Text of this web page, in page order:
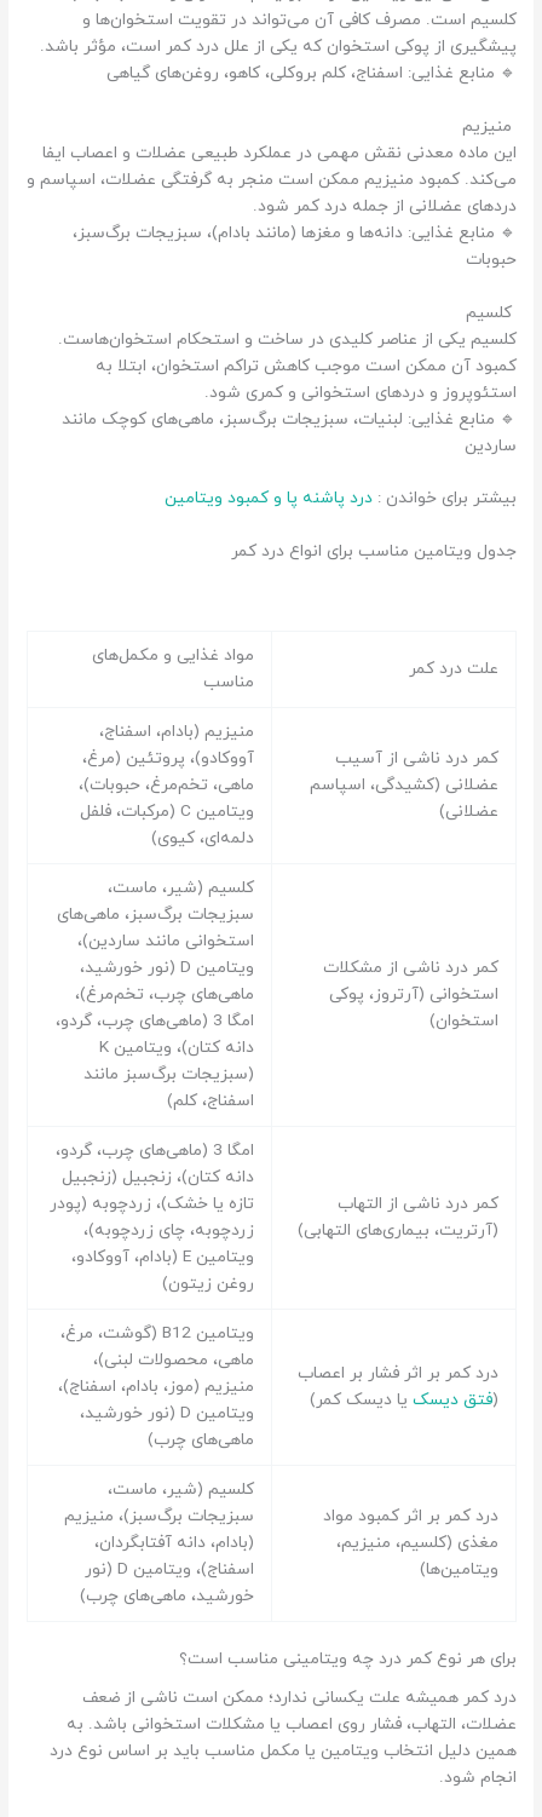
کلسیم است. مصرف کافی آن می‌تواند در تقویت استخوان‌ها و
پیشگیری از پوکی استخوان که یکی از علل درد کمر است، مؤثر باشد.
🔹 منابع غذایی: اسفناج، کلم بروکلی، کاهو، روغن‌های گیاهی
منیزیم
این ماده معدنی نقش مهمی در عملکرد طبیعی عضلات و اعصاب ایفا
می‌کند. کمبود منیزیم ممکن است منجر به گرفتگی عضلات، اسپاسم و
دردهای عضلانی از جمله درد کمر شود.
🔹 منابع غذایی: دانه‌ها و مغزها (مانند بادام)، سبزیجات برگ‌سبز،
حبوبات
کلسیم
کلسیم یکی از عناصر کلیدی در ساخت و استحکام استخوان‌هاست.
کمبود آن ممکن است موجب کاهش تراکم استخوان، ابتلا به
استئوپروز و دردهای استخوانی و کمری شود.
🔹 منابع غذایی: لبنیات، سبزیجات برگ‌سبز، ماهی‌های کوچک مانند
ساردین
بیشتر برای خواندن :درد پاشنه پا و کمبود ویتامین
جدول ویتامین مناسب برای انواع درد کمر
علت درد کمر
مواد غذایی و مکمل‌های
مناسب
کمر درد ناشی از آسیب
عضلانی (کشیدگی، اسپاسم
عضلانی)
منیزیم (بادام، اسفناج،
آووکادو)، پروتئین (مرغ،
ماهی، تخم‌مرغ، حبوبات)،
ویتامین C (مرکبات، فلفل
دلمه‌ای، کیوی)
کمر درد ناشی از مشکلات
استخوانی (آرتروز، پوکی
استخوان)
کلسیم (شیر، ماست،
سبزیجات برگ‌سبز، ماهی‌های
استخوانی مانند ساردین)،
ویتامین D (نور خورشید،
ماهی‌های چرب، تخم‌مرغ)،
امگا 3 (ماهی‌های چرب، گردو،
دانه کتان)، ویتامین K
(سبزیجات برگ‌سبز مانند
اسفناج، کلم)
کمر درد ناشی از التهاب
(آرتریت، بیماری‌های التهابی)
امگا 3 (ماهی‌های چرب، گردو،
دانه کتان)، زنجبیل (زنجبیل
تازه یا خشک)، زردچوبه (پودر
زردچوبه، چای زردچوبه)،
ویتامین E (بادام، آووکادو،
روغن زیتون)
درد کمر بر اثر فشار بر اعصاب
(فتق دیسکیا دیسک کمر)
ویتامین B12 (گوشت، مرغ،
ماهی، محصولات لبنی)،
منیزیم (موز، بادام، اسفناج)،
ویتامین D (نور خورشید،
ماهی‌های چرب)
درد کمر بر اثر کمبود مواد
مغذی (کلسیم، منیزیم،
ویتامین‌ها)
کلسیم (شیر، ماست،
سبزیجات برگ‌سبز)، منیزیم
(بادام، دانه آفتابگردان،
اسفناج)، ویتامین D (نور
خورشید، ماهی‌های چرب)
برای هر نوع کمر درد چه ویتامینی مناسب است؟
درد کمر همیشه علت یکسانی ندارد؛ ممکن است ناشی از ضعف
عضلات، التهاب، فشار روی اعصاب یا مشکلات استخوانی باشد. به
همین دلیل انتخاب ویتامین یا مکمل مناسب باید بر اساس نوع درد
انجام شود.